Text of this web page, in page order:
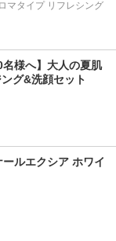
マタイプ リフレシング
名様へ】大人の夏肌
グ&洗顔セット
ルエクシア ホワイ